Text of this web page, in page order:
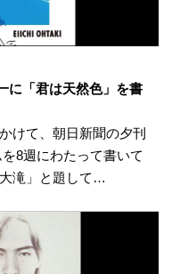
に「君は天然色」を書
けて、朝日新聞の夕刊
8週にわたって書いて
滝」と題して…